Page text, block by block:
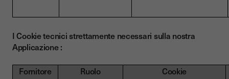
I Cookie tecnici strettamente necessari sulla nostra
Applicazione :
Fornitore
Ruolo Cookie